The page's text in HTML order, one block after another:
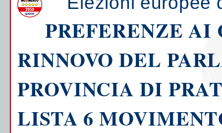
PREFERENZE
RINNOVO DEL
PROVINCIA DI
LISTA 6